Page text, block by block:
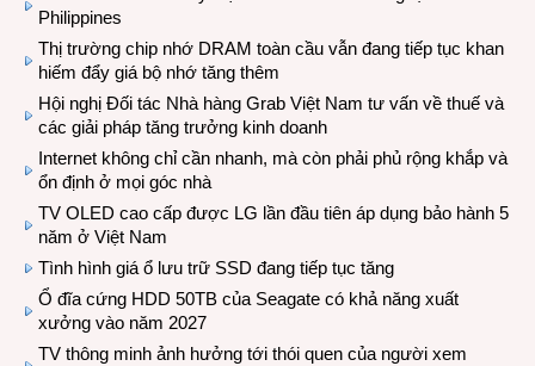
Philippines
Thị trường chip nhớ DRAM toàn cầu vẫn đang tiếp tục khan
hiếm đẩy giá bộ nhớ tăng thêm
Hội nghị Đối tác Nhà hàng Grab Việt Nam tư vấn về thuế và
các giải pháp tăng trưởng kinh doanh
Internet không chỉ cần nhanh, mà còn phải phủ rộng khắp và
ổn định ở mọi góc nhà
TV OLED cao cấp được LG lần đầu tiên áp dụng bảo hành 5
năm ở Việt Nam
Tình hình giá ổ lưu trữ SSD đang tiếp tục tăng
Ổ đĩa cứng HDD 50TB của Seagate có khả năng xuất
xưởng vào năm 2027
TV thông minh ảnh hưởng tới thói quen của người xem